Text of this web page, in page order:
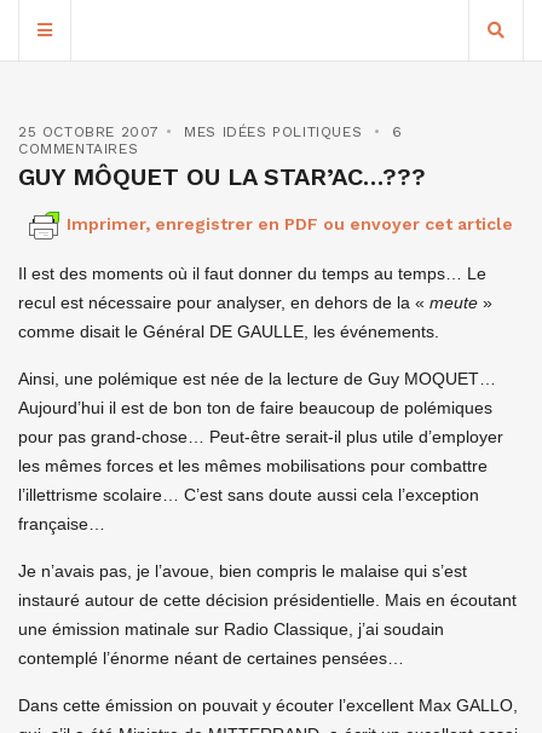
25 OCTOBRE 2007 MES IDÉES POLITIQUES
6
COMMENTAIRES
GUY MÔQUET OU LA STAR’AC…???
Imprimer, enregistrer en PDF ou envoyer cet article
Il est des moments où il faut donner du temps au temps… Le
recul est nécessaire pour analyser, en dehors de la « meute »
comme disait le Général DE GAULLE, les événements.
Ainsi, une polémique est née de la lecture de Guy MOQUET…
Aujourd’hui il est de bon ton de faire beaucoup de polémiques
pour pas grand-chose… Peut-être serait-il plus utile d’employer
les mêmes forces et les mêmes mobilisations pour combattre
l’illettrisme scolaire… C’est sans doute aussi cela l’exception
française…
Je n’avais pas, je l’avoue, bien compris le malaise qui s’est
instauré autour de cette décision présidentielle. Mais en écoutant
une émission matinale sur Radio Classique, j’ai soudain
contemplé l’énorme néant de certaines pensées…
Dans cette émission on pouvait y écouter l’excellent Max GALLO,